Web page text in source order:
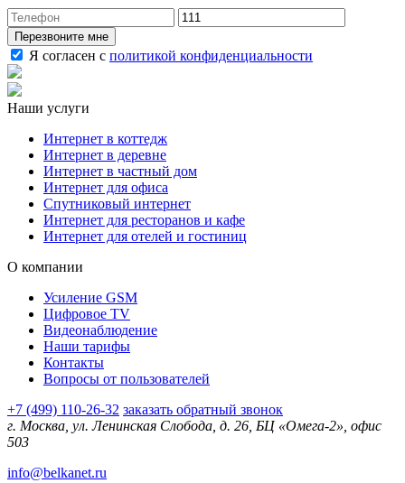
Перезвоните мне
Я согласен с политикой конфиденциальности
Наши услуги
Интернет в коттедж
Интернет в деревне
Интернет в частный дом
Интернет для офиса
Спутниковый интернет
Интернет для ресторанов и кафе
Интернет для отелей и гостиниц
О компании
Усиление GSM
Цифровое TV
Видеонаблюдение
Наши тарифы
Контакты
Вопросы от пользователей
+7 (499) 110-26-32 заказать обратный звонок
г. Москва, ул. Ленинская Слобода, д. 26, БЦ «Омега-2», офис
503
info@belkanet.ru